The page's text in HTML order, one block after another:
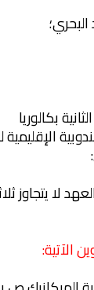
بكالوريا
لا يتجاوز
الآتية: